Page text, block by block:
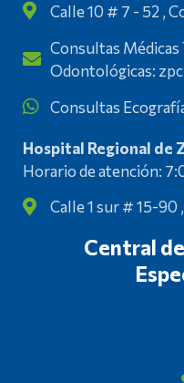
Calle 10 # 7 - 52 ,
Consultas Médicas
Odontológicas:
Consultas
Hospital Regional de
Horario de atención:
Calle 1 sur # 15-90
Central